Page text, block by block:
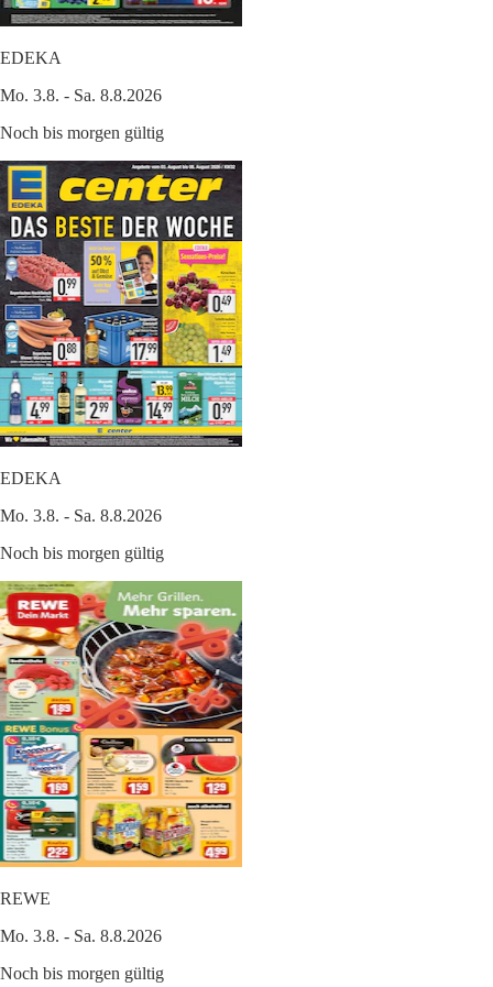
EDEKA
Mo. 3.8. - Sa. 8.8.2026
Noch bis morgen gültig
EDEKA
Mo. 3.8. - Sa. 8.8.2026
Noch bis morgen gültig
REWE
Mo. 3.8. - Sa. 8.8.2026
Noch bis morgen gültig